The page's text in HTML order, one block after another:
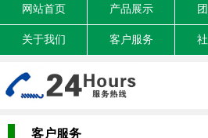
网站首页 产品展示
关于我们 客户服务
客户服务